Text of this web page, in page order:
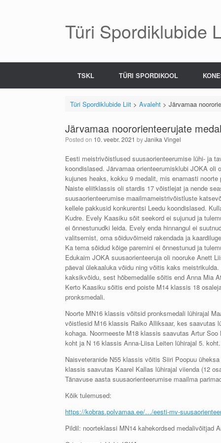
Türi Spordiklubide
TSKL TÜRI SPORDIKOOL
Türi Spordiklubide Liit> Avaleht> Järvamaa
Järvamaa noororienteerujate
Posted on 10. veebr. 2021 byJanika Vingel
Eesti meistrivõistlused suusaorienteerumise lühi- ja
koondislased. Järvamaa orienteerumisklubi JOKA
kujunes heaks, kokku 9 medalit, mis enamasti noorte
Naiste eliitklassis oli stardis 17 võistlejat ja nende
suusaorienteerumise maailmameistrivõistluste
kellele pakkusid konkurentsi Leedu koondislased.
Kudre. Evely Kaasiku sõit seekord ei sujunud ja
ei õnnestunudki leida. Evely enda hinnangul ei
valitsemist, oma sõiduvõimeid rakendada ja
Ka tema sõidud kõige paremini ei õnnestunud ja
Edukaim JOKA suusaorienteeruja oli nooruke Anett
päeval ülekaaluka võidu ning võitis kaks
kaksikvõidu, sest hõbemedalile sõitis end Anna Mia
Kerto Kaasiku sõitis end poiste M14 klassis 18
pronksmedali.
Noorte MN16 klassis võitsid pronksmedali lühirajal
võistlesid M16 klassis Raiko Alliksaar, kes saavutas
kohaga. Noormeeste M18 klassis saavutas Artur
koht ja N 16 klassis Anna-Liisa Leiten lühirajal 5. koht.
Naisveteranide N55 klassis võitis Siiri Poopuu
klassis saavutas Kaarel Kallas lühirajal viienda (12
Tänavuse aasta suusaorienteerumise maailma
Kõik tulemused:
https://kobras.polvamaa.ee/…/eesti-mv-
Pildil: noorteklassi MN14 kahekordsed medalivõitjad